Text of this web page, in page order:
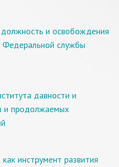
и освобождения
Федеральной службы
давности и
и продолжаемых
инструмент развития